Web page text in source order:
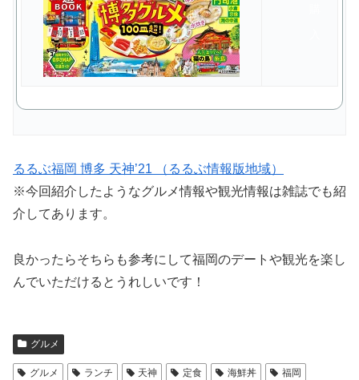
るるぶ福岡 博多 天神’21 （るるぶ情報版地域）
※今回紹介したようなグルメ情報や観光情報は雑誌でも紹
介してあります。
良かったらそちらも参考にして福岡のデートや観光を楽し
んでいただけるとうれしいです！
グルメ
グルメ ランチ 天神 定食 海鮮丼 福岡